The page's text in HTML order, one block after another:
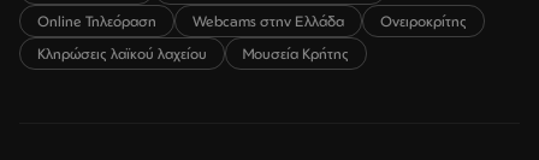
Online Τηλεόραση
Webcams στην Ελλάδα
Ονειροκρίτης
Κληρώσεις λαϊκού λαχείου
Μουσεία Κρήτης